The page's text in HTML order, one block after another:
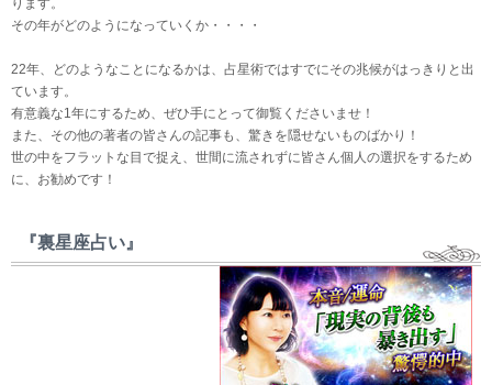
ります。
その年がどのようになっていくか・・・・
22年、どのようなことになるかは、占星術ではすでにその兆候がはっきりと出
ています。
有意義な1年にするため、ぜひ手にとって御覧くださいませ！
また、その他の著者の皆さんの記事も、驚きを隠せないものばかり！
世の中をフラットな目で捉え、世間に流されずに皆さん個人の選択をするため
に、お勧めです！
『裏星座占い』